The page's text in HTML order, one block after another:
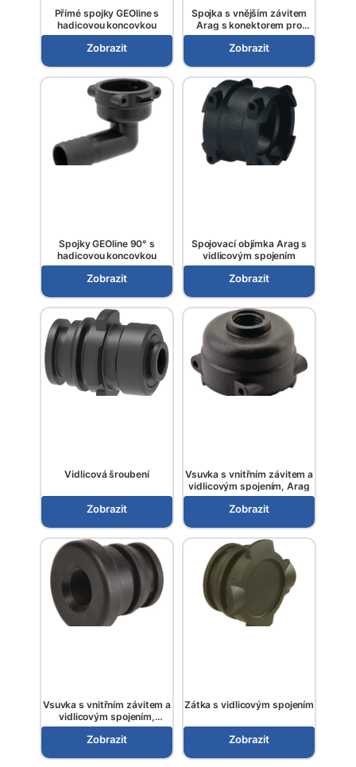
Přímé spojky GEOline s
hadicovou koncovkou
Zobrazit
Spojka s vnějším závitem
Arag s konektorem pro
vidlicové spojení
Zobrazit
Spojky GEOline 90° s
hadicovou koncovkou
Zobrazit
Spojovací objímka Arag s
vidlicovým spojením
Zobrazit
Vidlicová šroubení
Zobrazit
Vsuvka s vnitřním závitem a
vidlicovým spojením, Arag
Zobrazit
Vsuvka s vnitřním závitem a
vidlicovým spojením,
Polmac
Zobrazit
Zátka s vidlicovým spojením
Zobrazit